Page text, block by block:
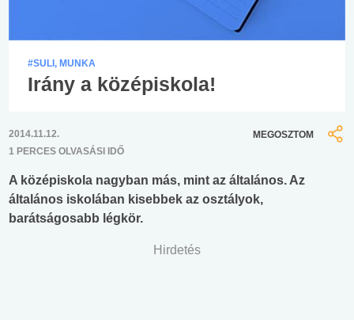
#SULI, MUNKA
Irány a középiskola!
2014.11.12.
1 PERCES OLVASÁSI IDŐ
MEGOSZTOM
A középiskola nagyban más, mint az általános. Az
általános iskolában kisebbek az osztályok,
barátságosabb légkör.
Hirdetés